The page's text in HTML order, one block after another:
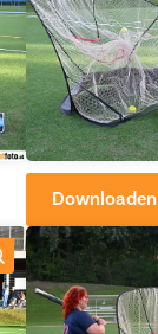
Downloaden